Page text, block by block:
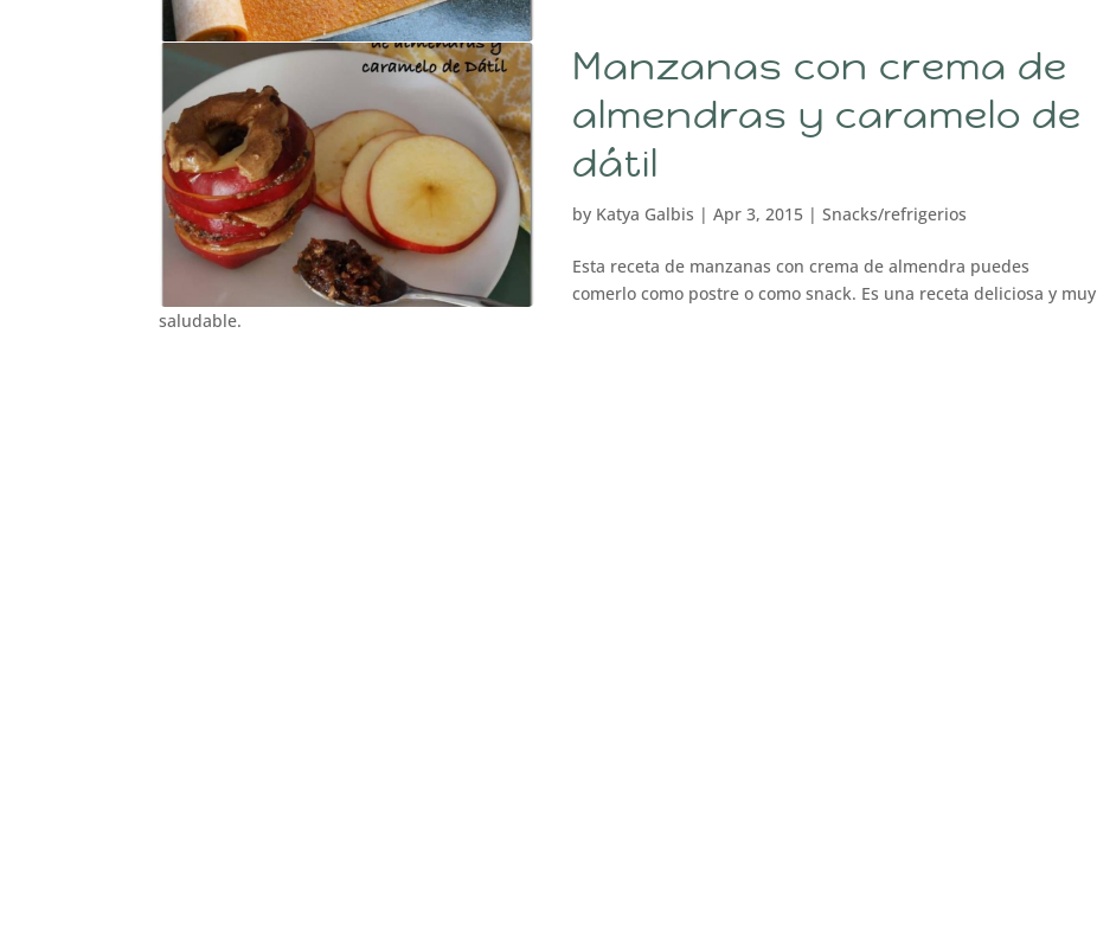
Manzanas con crema de
almendras y caramelo de
dátil
by Katya Galbis | Apr 3, 2015| Snacks/refrigerios
Esta receta de manzanas con crema de almendra puedes
comerlo como postre o como snack. Es una receta deliciosa y muy
saludable.